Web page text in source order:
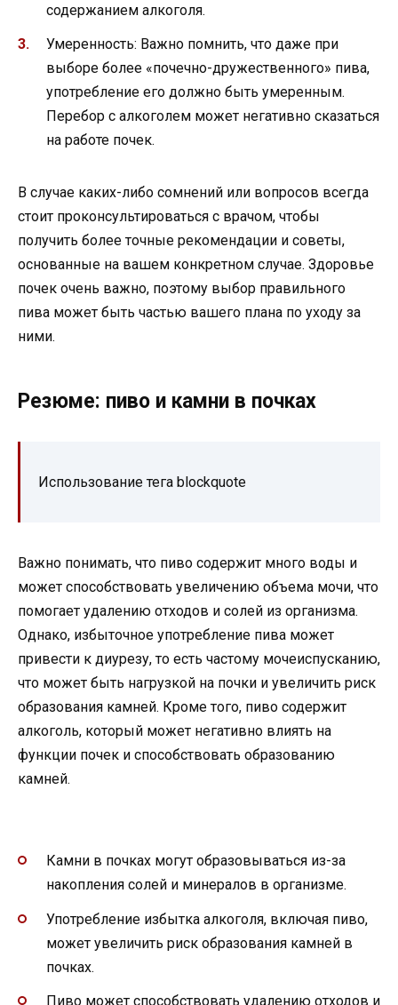
содержанием алкоголя.
Умеренность: Важно помнить, что даже при
выборе более «почечно-дружественного» пива,
употребление его должно быть умеренным.
Перебор с алкоголем может негативно сказаться
на работе почек.
В случае каких-либо сомнений или вопросов всегда
стоит проконсультироваться с врачом, чтобы
получить более точные рекомендации и советы,
основанные на вашем конкретном случае. Здоровье
почек очень важно, поэтому выбор правильного
пива может быть частью вашего плана по уходу за
ними.
Резюме: пиво и камни в почках
Использование тега blockquote
Важно понимать, что пиво содержит много воды и
может способствовать увеличению объема мочи, что
помогает удалению отходов и солей из организма.
Однако, избыточное употребление пива может
привести к диурезу, то есть частому мочеиспусканию,
что может быть нагрузкой на почки и увеличить риск
образования камней. Кроме того, пиво содержит
алкоголь, который может негативно влиять на
функции почек и способствовать образованию
камней.
Камни в почках могут образовываться из-за
накопления солей и минералов в организме.
Употребление избытка алкоголя, включая пиво,
может увеличить риск образования камней в
почках.
Пиво может способствовать удалению отходов и